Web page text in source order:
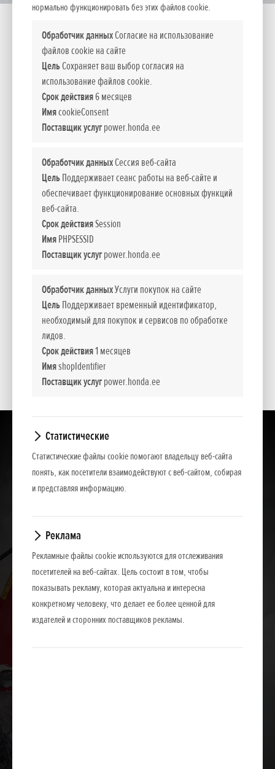
нормально функционировать без этих файлов cookie.
Обработчик данныхСогласие на использование
файлов cookie на сайте
ЦельСохраняет ваш выбор согласия на
использование файлов cookie.
Срок действия6 месяцев
ИмяcookieConsent
Поставщик услугpower.honda.ee
Обработчик данныхСессия веб-сайта
ЦельПоддерживает сеанс работы на веб-сайте и
обеспечивает функционирование основных функций
веб-сайта.
Срок действияSession
ИмяPHPSESSID
Поставщик услугpower.honda.ee
Обработчик данныхУслуги покупок на сайте
ЦельПоддерживает временный идентификатор,
необходимый для покупок и сервисов по обработке
лидов.
Срок действия1 месяцев
ИмяshopIdentifier
Поставщик услугpower.honda.ee
Статистические
Статистические файлы cookie помогают владельцу веб-сайта
понять, как посетители взаимодействуют с веб-сайтом, собирая
и представляя информацию.
Реклама
Рекламные файлы cookie используются для отслеживания
посетителей на веб-сайтах. Цель состоит в том, чтобы
показывать рекламу, которая актуальна и интересна
конкретному человеку, что делает ее более ценной для
издателей и сторонних поставщиков рекламы.
HSS 655 EW
Идеальное знакомство с двухступенчатыми
снегоуборщиками
дарят вам отличный баланс между функциональностью,
простотой использования, экономичностью. Помимо
колесного привода они также имеют подходящие для
любых условий гусеницы. Модели оснащены
электрическим стартером или упрощенным пуском.
- Коробка переключения передач
- Ручка газа
- Упрощенный запуск